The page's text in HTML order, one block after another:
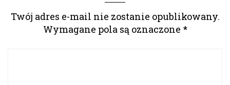
Twój adres e-mail nie zostanie opublikowany.
Wymagane pola są oznaczone *